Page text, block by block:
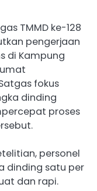
TMMD ke-128
pengerjaan
di Kampung
fokus
dinding
proses
personel
dinding satu per
dan rapi.